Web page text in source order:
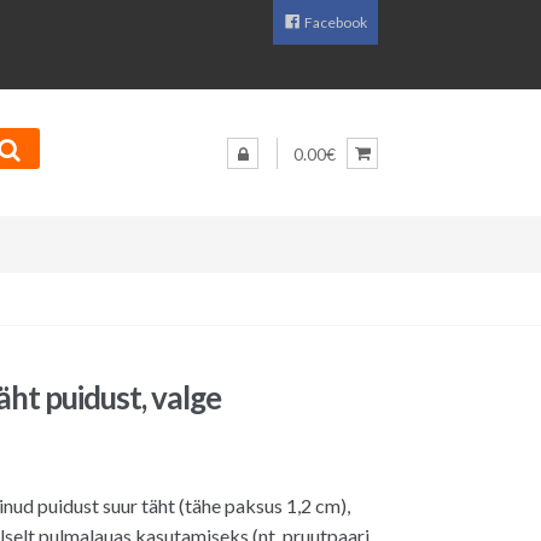
Facebook
0.00€
puidust, valge
puidust suur täht (tähe paksus 1,2 cm),
pulmalauas kasutamiseks (nt. pruutpaari